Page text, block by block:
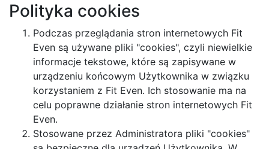
Polityka cookies
Podczas przeglądania stron internetowych Fit
Even są używane pliki "cookies", czyli niewielkie
informacje tekstowe, które są zapisywane w
urządzeniu końcowym Użytkownika w związku
korzystaniem z Fit Even. Ich stosowanie ma na
celu poprawne działanie stron internetowych Fit
Even.
Stosowane przez Administratora pliki "cookies"